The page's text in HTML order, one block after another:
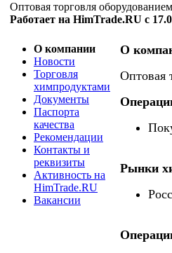
Оптовая торговля
Работает на HimTrade.RU с
О компании
Новости
Торговля
химпродуктами
Документы
Паспорта
качества
Рекомендации
Контакты и
реквизиты
Активность на
HimTrade.RU
Вакансии
О
Оптовая
Рынки